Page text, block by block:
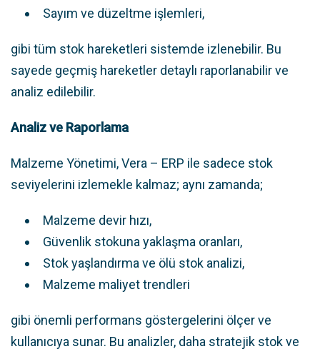
Sayım ve düzeltme işlemleri,
gibi tüm stok hareketleri sistemde izlenebilir. Bu
sayede geçmiş hareketler detaylı raporlanabilir ve
analiz edilebilir.
Analiz ve Raporlama
Malzeme Yönetimi, Vera – ERP ile sadece stok
seviyelerini izlemekle kalmaz; aynı zamanda;
Malzeme devir hızı,
Güvenlik stokuna yaklaşma oranları,
Stok yaşlandırma ve ölü stok analizi,
Malzeme maliyet trendleri
gibi önemli performans göstergelerini ölçer ve
kullanıcıya sunar. Bu analizler, daha stratejik stok ve